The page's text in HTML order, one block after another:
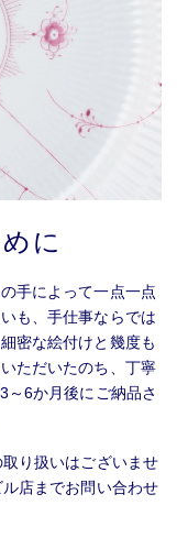
に
手によって一点一点
も、手仕事ならでは
密な絵付けと幾度も
ただいたのち、丁寧
～6か月後にご納品さ
り扱いはございませ
店までお問い合わせ